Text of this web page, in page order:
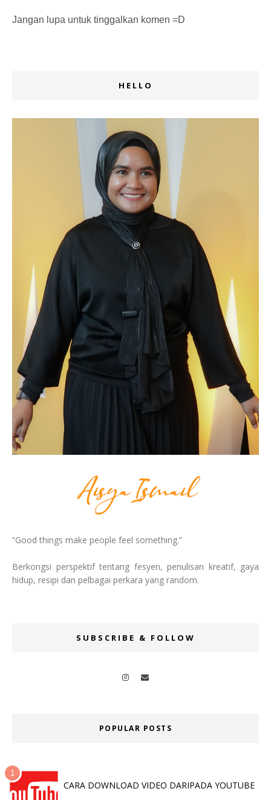
Jangan lupa untuk tinggalkan komen =D
HELLO
“Good things make people feel something.”
Berkongsi perspektif tentang fesyen, penulisan kreatif, gaya
hidup, resipi dan pelbagai perkara yang random.
SUBSCRIBE & FOLLOW
POPULAR POSTS
CARA DOWNLOAD VIDEO DARIPADA YOUTUBE